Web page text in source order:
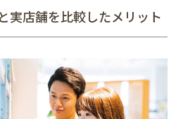
実店舗を比較したメリット